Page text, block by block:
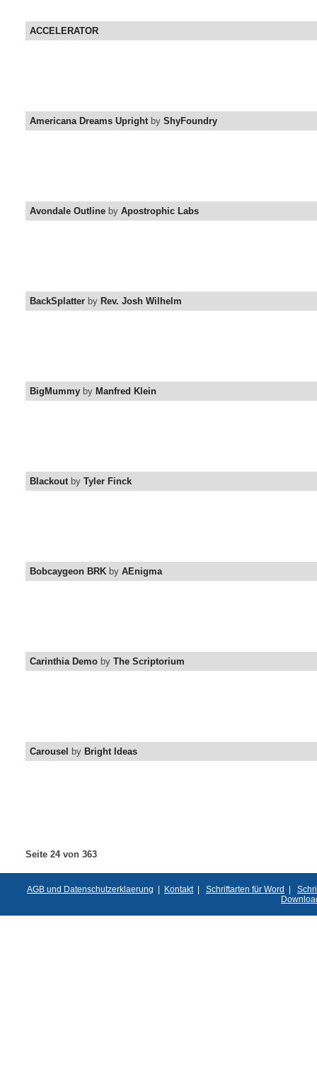
ACCELERATOR
Americana Dreams Uprightby ShyFoundry
Avondale Outline by Apostrophic Labs
BackSplatter by Rev. Josh Wilhelm
BigMummy by Manfred Klein
Blackoutby Tyler Finck
Bobcaygeon BRK by AEnigma
Carinthia Demo by The Scriptorium
Carousel by Bright Ideas
Seite 24 von 363
AGB und Datenschutzerklaerung | Kontakt| Schriftarten für Word |